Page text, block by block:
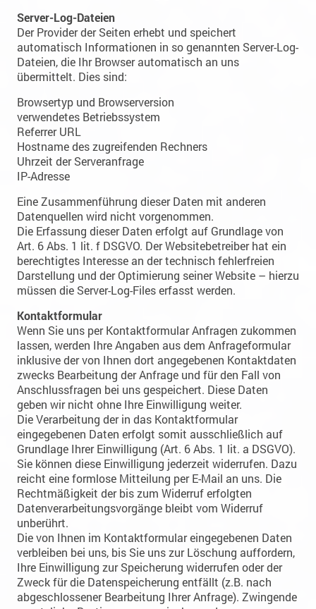
Server-Log-Dateien
Der Provider der Seiten erhebt und speichert
automatisch Informationen in so genannten Server-Log-
Dateien, die Ihr Browser automatisch an uns
übermittelt. Dies sind:
Browsertyp und Browserversion
verwendetes Betriebssystem
Referrer URL
Hostname des zugreifenden Rechners
Uhrzeit der Serveranfrage
IP-Adresse
Eine Zusammenführung dieser Daten mit anderen
Datenquellen wird nicht vorgenommen.
Die Erfassung dieser Daten erfolgt auf Grundlage von
Art. 6 Abs. 1 lit. f DSGVO. Der Websitebetreiber hat ein
berechtigtes Interesse an der technisch fehlerfreien
Darstellung und der Optimierung seiner Website – hierzu
müssen die Server-Log-Files erfasst werden.
Kontaktformular
Wenn Sie uns per Kontaktformular Anfragen zukommen
lassen, werden Ihre Angaben aus dem Anfrageformular
inklusive der von Ihnen dort angegebenen Kontaktdaten
zwecks Bearbeitung der Anfrage und für den Fall von
Anschlussfragen bei uns gespeichert. Diese Daten
geben wir nicht ohne Ihre Einwilligung weiter.
Die Verarbeitung der in das Kontaktformular
eingegebenen Daten erfolgt somit ausschließlich auf
Grundlage Ihrer Einwilligung (Art. 6 Abs. 1 lit. a DSGVO).
Sie können diese Einwilligung jederzeit widerrufen. Dazu
reicht eine formlose Mitteilung per E-Mail an uns. Die
Rechtmäßigkeit der bis zum Widerruf erfolgten
Datenverarbeitungsvorgänge bleibt vom Widerruf
unberührt.
Die von Ihnen im Kontaktformular eingegebenen Daten
verbleiben bei uns, bis Sie uns zur Löschung auffordern,
Ihre Einwilligung zur Speicherung widerrufen oder der
Zweck für die Datenspeicherung entfällt (z.B. nach
abgeschlossener Bearbeitung Ihrer Anfrage). Zwingende